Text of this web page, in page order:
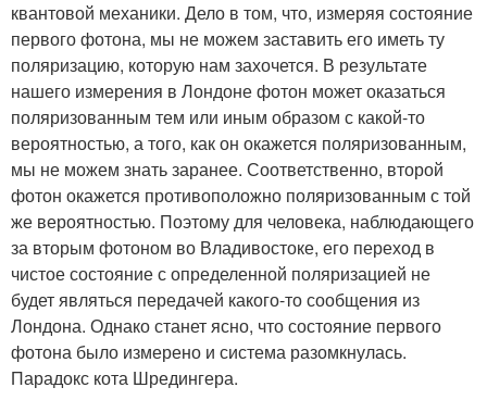
квантовой механики. Дело в том, что, измеряя состояние
первого фотона, мы не можем заставить его иметь ту
поляризацию, которую нам захочется. В результате
нашего измерения в Лондоне фотон может оказаться
поляризованным тем или иным образом с какой-то
вероятностью, а того, как он окажется поляризованным,
мы не можем знать заранее. Соответственно, второй
фотон окажется противоположно поляризованным с той
же вероятностью. Поэтому для человека, наблюдающего
за вторым фотоном во Владивостоке, его переход в
чистое состояние с определенной поляризацией не
будет являться передачей какого-то сообщения из
Лондона. Однако станет ясно, что состояние первого
фотона было измерено и система разомкнулась.
Парадокс кота Шредингера.